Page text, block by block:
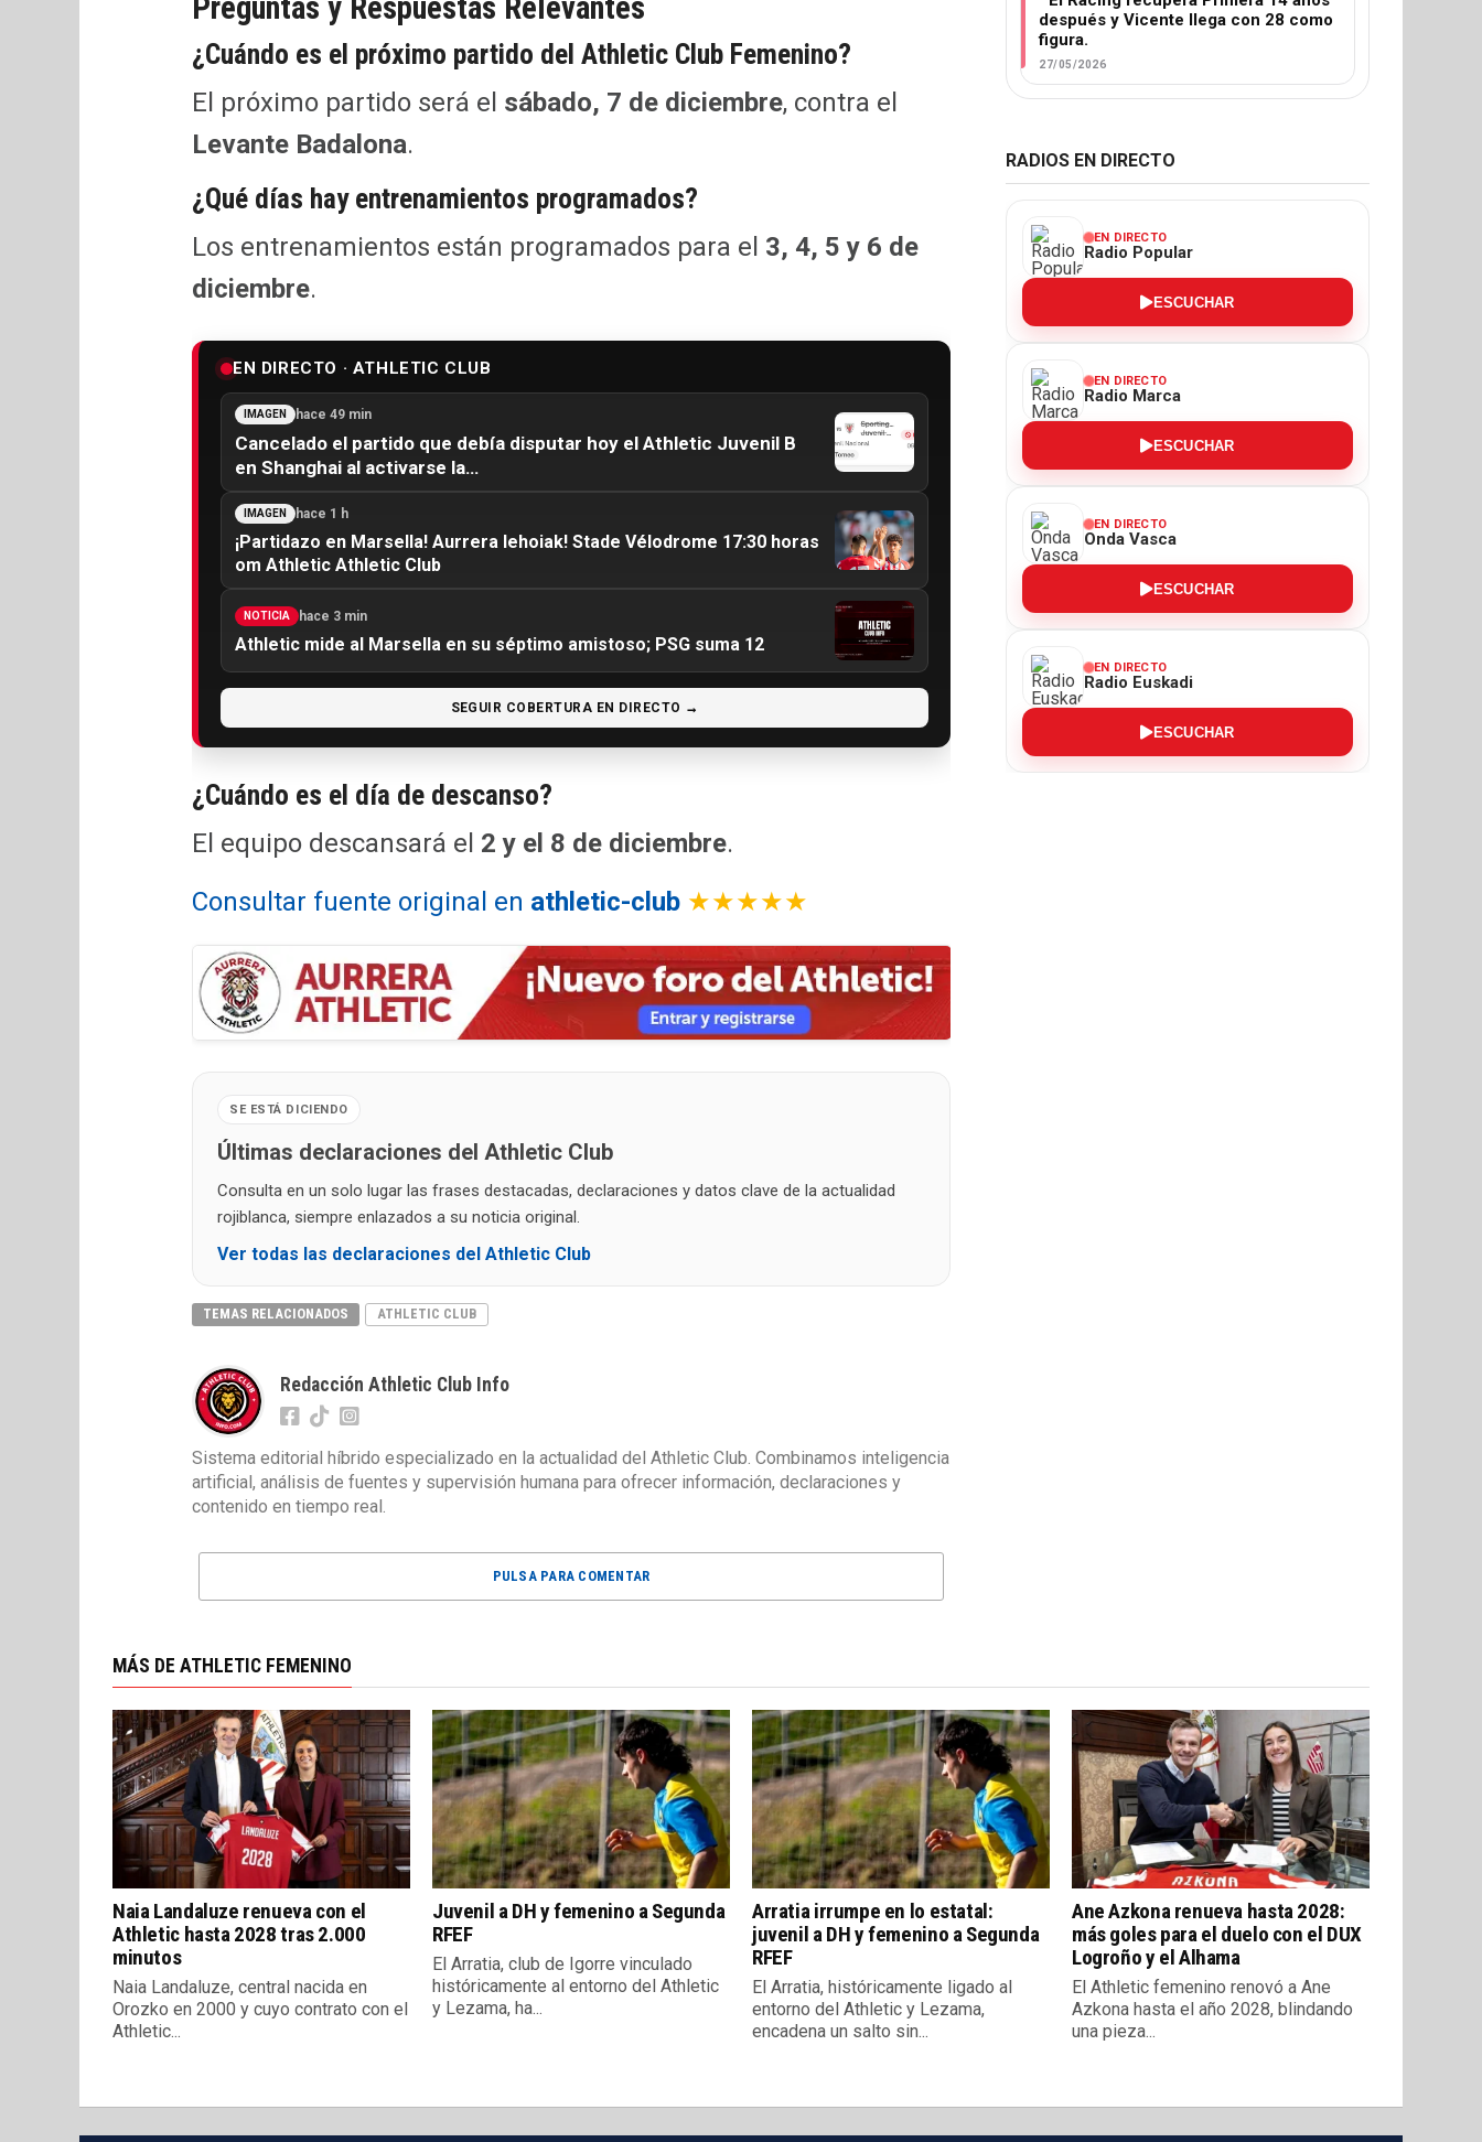
Preguntas y Respuestas Relevantes
¿Cuándo es el próximo partido del Athletic Club Femenino?
El próximo partido será el sábado, 7 de diciembre, contra el
Levante Badalona.
¿Qué días hay entrenamientos programados?
Los entrenamientos están programados para el 3, 4, 5 y 6 de
diciembre.
EN DIRECTO · ATHLETIC CLUB
IMAGEN hace 49 min
Cancelado el partido que debía disputar hoy el Athletic Juvenil B
en Shanghai al activarse la…
IMAGEN hace 1 h
¡Partidazo en Marsella! Aurrera lehoiak! Stade Vélodrome 17:30 horas
om Athletic Athletic Club
NOTICIA hace 3 min
Athletic mide al Marsella en su séptimo amistoso; PSG suma 12
SEGUIR COBERTURA EN DIRECTO →
¿Cuándo es el día de descanso?
El equipo descansará el 2 y el 8 de diciembre.
Consultar fuente original en athletic-club ★★★★★
SE ESTÁ DICIENDO
Últimas declaraciones del Athletic Club
Consulta en un solo lugar las frases destacadas, declaraciones y datos clave de la actualidad
rojiblanca, siempre enlazados a su noticia original.
Ver todas las declaraciones del Athletic Club
TEMAS RELACIONADOS ATHLETIC CLUB
Redacción Athletic Club Info
Sistema editorial híbrido especializado en la actualidad del Athletic Club. Combinamos inteligencia
artificial, análisis de fuentes y supervisión humana para ofrecer información, declaraciones y
contenido en tiempo real.
PULSA PARA COMENTAR
después y Vicente llega con 28 como
figura.
27/05/2026
RADIOS EN DIRECTO
EN DIRECTO
Radio Popular
ESCUCHAR
EN DIRECTO
Radio Marca
ESCUCHAR
EN DIRECTO
Onda Vasca
ESCUCHAR
EN DIRECTO
Radio Euskadi
ESCUCHAR
MÁS DE ATHLETIC FEMENINO
Naia Landaluze renueva con el
Athletic hasta 2028 tras 2.000
minutos
Naia Landaluze, central nacida en
Orozko en 2000 y cuyo contrato con el
Athletic...
Juvenil a DH y femenino a Segunda
RFEF
El Arratia, club de Igorre vinculado
históricamente al entorno del Athletic
y Lezama, ha...
Arratia irrumpe en lo estatal:
juvenil a DH y femenino a Segunda
RFEF
El Arratia, históricamente ligado al
entorno del Athletic y Lezama,
encadena un salto sin...
Ane Azkona renueva hasta 2028:
más goles para el duelo con el DUX
Logroño y el Alhama
El Athletic femenino renovó a Ane
Azkona hasta el año 2028, blindando
una pieza...